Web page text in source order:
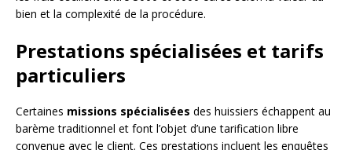
bien et la complexité de la procédure.
Prestations spécialisées et tarifs
particuliers
Certaines missions spécialisées des huissiers échappent au
barème traditionnel et font l’objet d’une tarification libre
convenue avec le client. Ces prestations incluent les enquêtes